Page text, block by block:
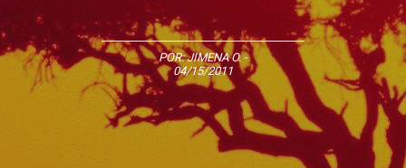
POR:JIMENA O.-
04/15/2011